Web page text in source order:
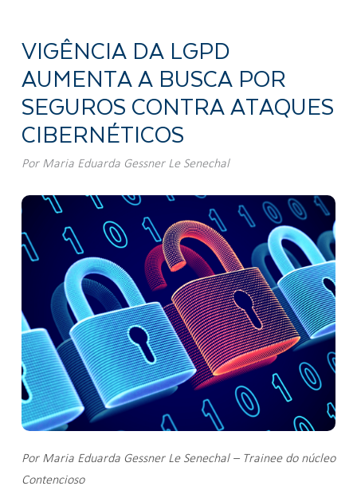
VIGÊNCIA DA LGPD
AUMENTA A BUSCA POR
SEGUROS CONTRA ATAQUES
CIBERNÉTICOS
Por Maria Eduarda Gessner Le Senechal
Por Maria Eduarda Gessner Le Senechal – Trainee do núcleo
Contencioso